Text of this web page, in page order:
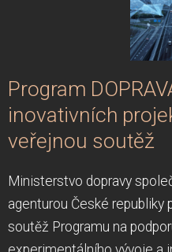
Program
inovativních
veřejnou soutěž
Ministerstvo dopravy
agenturou České republiky
soutěž Programu na